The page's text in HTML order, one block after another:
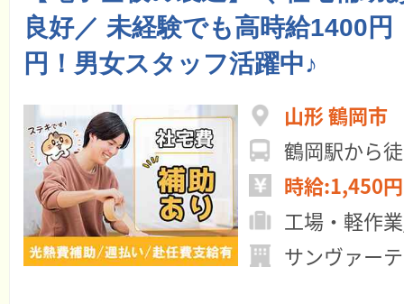
良好／ 未経験でも高時給1400円
円！男女スタッフ活躍中♪
山形 鶴岡市
鶴岡駅から
時給:1,450
工場・軽作
サンヴァー